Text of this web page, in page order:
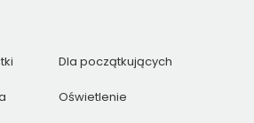
Dla początkujących
Oświetlenie